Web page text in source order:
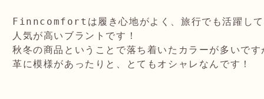
Finncomfortは履き心地がよく、旅行でも活躍して
人気が高いブラントです！
秋冬の商品ということで落ち着いたカラーが多いです
革に模様があったりと、とてもオシャレなんです！